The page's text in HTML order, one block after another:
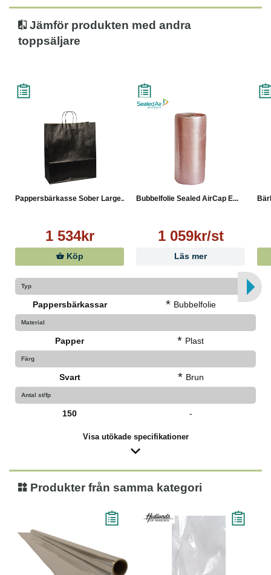
Jämför produkten med andra
toppsäljare
Pappersbärkasse Sober Large...
1 534kr
Köp
Bubbelfolie Sealed AirCap E...
1 059kr/st
Läs mer
Typ
Pappersbärkassar * Bubbelfolie
Material
Papper * Plast
Färg
Svart * Brun
Antal st/fp
150 -
Visa utökade specifikationer
Produkter från samma kategori